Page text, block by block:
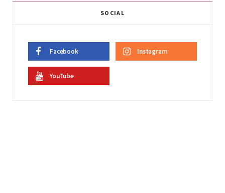
SOCIAL
Facebook Instagram
YouTube